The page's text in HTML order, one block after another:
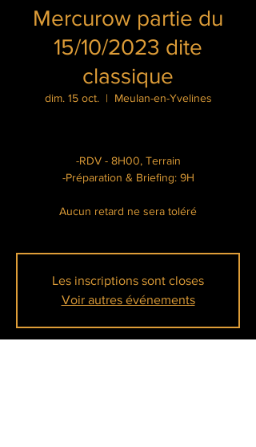
Mercurow partie du
15/10/2023 dite
classique
dim. 15 oct.
  |
Meulan-en-Yvelines
-RDV - 8H00, Terrain
-Préparation & Briefing: 9H
Aucun retard ne sera toléré
Les inscriptions sont closes
Voir autres événements